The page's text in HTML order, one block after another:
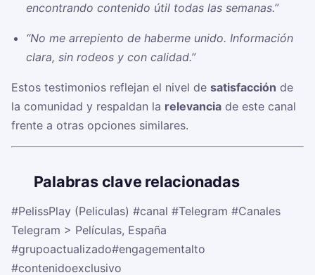
encontrando contenido útil todas las semanas.”
“No me arrepiento de haberme unido. Información
clara, sin rodeos y con calidad.”
Estos testimonios reflejan el nivel de satisfacción de
la comunidad y respaldan la relevancia de este canal
frente a otras opciones similares.
Palabras clave relacionadas
#PelissPlay (Peliculas) #canal #Telegram #Canales
Telegram > Películas, España
#grupoactualizado#engagementalto
#contenidoexclusivo